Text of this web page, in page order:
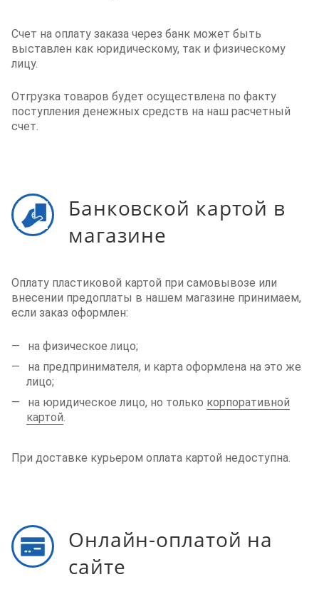
Счет на оплату заказа через банк может быть
выставлен как юридическому, так и физическому
лицу.
Отгрузка товаров будет осуществлена по факту
поступления денежных средств на наш расчетный
счет.
Банковской картой в
магазине
Оплату пластиковой картой при самовывозе или
внесении предоплаты в нашем магазине принимаем,
если заказ оформлен:
на физическое лицо;
на предпринимателя, и карта оформлена на это же
лицо;
на юридическое лицо, но только корпоративной
картой.
При доставке курьером оплата картой недоступна.
Онлайн-оплатой на
сайте